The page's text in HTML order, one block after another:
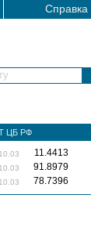
Справка
ЦБ РФ
10.03 11.4413
10.03 91.8979
10.03 78.7396